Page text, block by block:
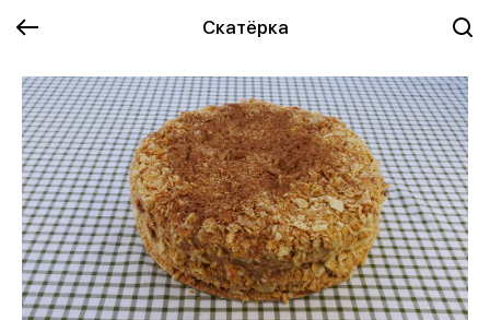
Скатёрка